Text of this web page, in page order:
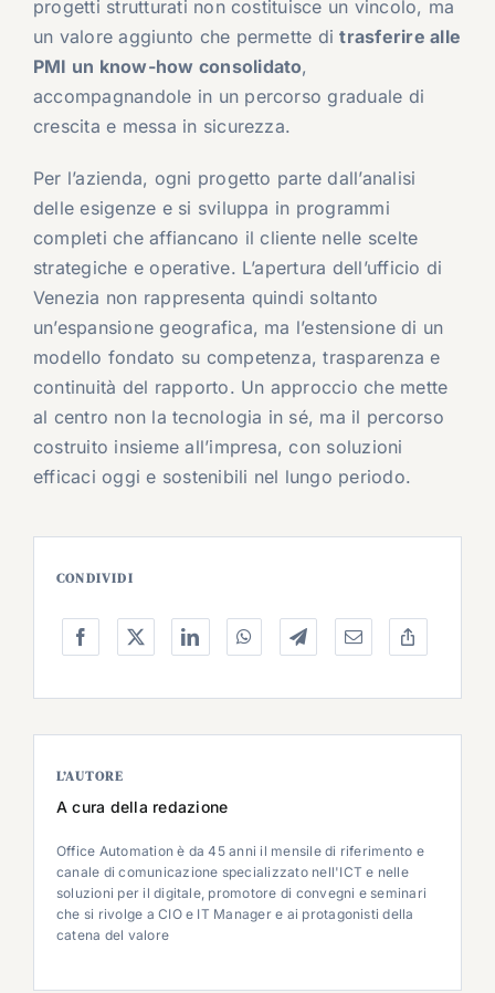
progetti strutturati non costituisce un vincolo, ma
un valore aggiunto che permette ditrasferire alle
PMI un know-how consolidato,
accompagnandole in un percorso graduale di
crescita e messa in sicurezza.
Per l’azienda, ogni progetto parte dall’analisi
delle esigenze e si sviluppa in programmi
completi che affiancano il cliente nelle scelte
strategiche e operative. L’apertura dell’ufficio di
Venezia non rappresenta quindi soltanto
un’espansione geografica, ma l’estensione di un
modello fondato su competenza, trasparenza e
continuità del rapporto. Un approccio che mette
al centro non la tecnologia in sé, ma il percorso
costruito insieme all’impresa, con soluzioni
efficaci oggi e sostenibili nel lungo periodo.
CONDIVIDI
L’AUTORE
A cura della redazione
Office Automation è da 45 anni il mensile di riferimento e
canale di comunicazione specializzato nell'ICT e nelle
soluzioni per il digitale, promotore di convegni e seminari
che si rivolge a CIO e IT Manager e ai protagonisti della
catena del valore